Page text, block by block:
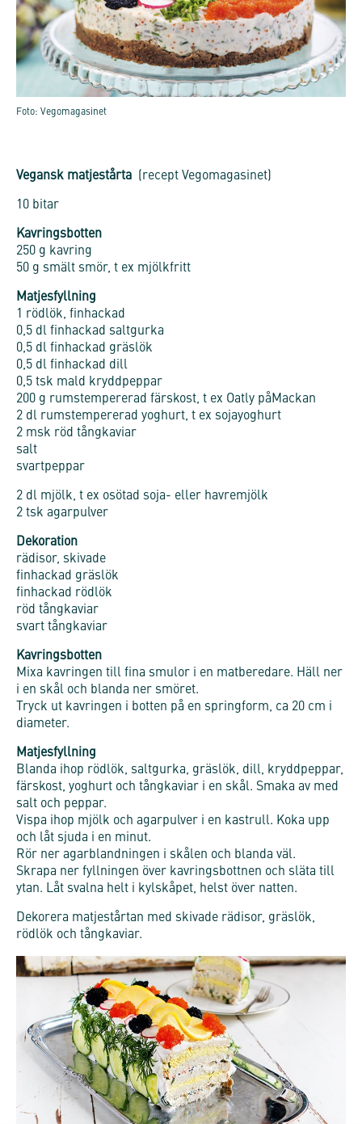
Foto: Vegomagasinet
Vegansk matjestårta (recept Vegomagasinet)
10 bitar
Kavringsbotten
250 g kavring
50 g smält smör, t ex mjölkfritt
Matjesfyllning
1 rödlök, finhackad
0,5 dl finhackad saltgurka
0,5 dl finhackad gräslök
0,5 dl finhackad dill
0,5 tsk mald kryddpeppar
200 g rumstempererad färskost, t ex Oatly påMackan
2 dl rumstempererad yoghurt, t ex sojayoghurt
2 msk röd tångkaviar
salt
svartpeppar
2 dl mjölk, t ex osötad soja- eller havremjölk
2 tsk agarpulver
Dekoration
rädisor, skivade
finhackad gräslök
finhackad rödlök
röd tångkaviar
svart tångkaviar
Kavringsbotten
Mixa kavringen till fina smulor i en matberedare. Häll ner
i en skål och blanda ner smöret.
Tryck ut kavringen i botten på en springform, ca 20 cm i
diameter.
Matjesfyllning
Blanda ihop rödlök, saltgurka, gräslök, dill, kryddpeppar,
färskost, yoghurt och tångkaviar i en skål. Smaka av med
salt och peppar.
Vispa ihop mjölk och agarpulver i en kastrull. Koka upp
och låt sjuda i en minut.
Rör ner agarblandningen i skålen och blanda väl.
Skrapa ner fyllningen över kavringsbottnen och släta till
ytan. Låt svalna helt i kylskåpet, helst över natten.
Dekorera matjestårtan med skivade rädisor, gräslök,
rödlök och tångkaviar.